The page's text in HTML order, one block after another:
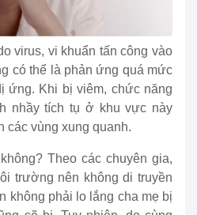
virus, vi khuẩn tấn công vào
có thể là phản ứng quá mức
ứng. Khi bị viêm, chức năng
nhầy tích tụ ở khu vực này
các vùng xung quanh.
Theo các chuyên gia,
trường nên không di truyền
không phải lo lắng cha mẹ bị